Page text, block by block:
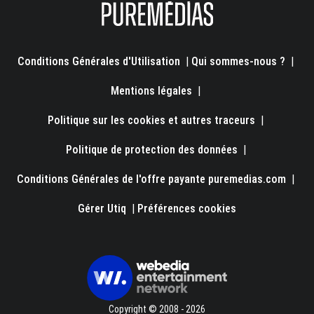
Conditions Générales d'Utilisation | Qui sommes-nous ? |
Mentions légales |
Politique sur les cookies et autres traceurs |
Politique de protection des données |
Conditions Générales de l'offre payante puremedias.com |
Gérer Utiq | Préférences cookies
Copyright © 2008 - 2026